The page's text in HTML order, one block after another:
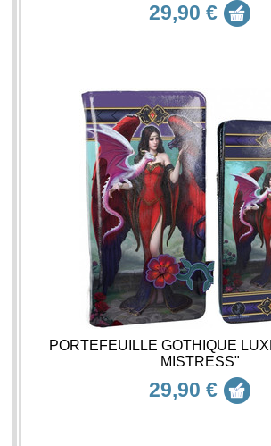
29,90 €
PORTEFEUILLE GOTHIQUE
MISTRESS"
29,90 €